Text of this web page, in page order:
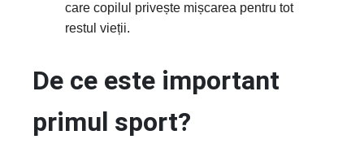
care copilul privește mișcarea pentru tot
restul vieții.
De ce este important
primul sport?